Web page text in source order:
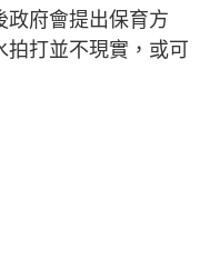
政府會提出保育方
拍打並不現實，或可